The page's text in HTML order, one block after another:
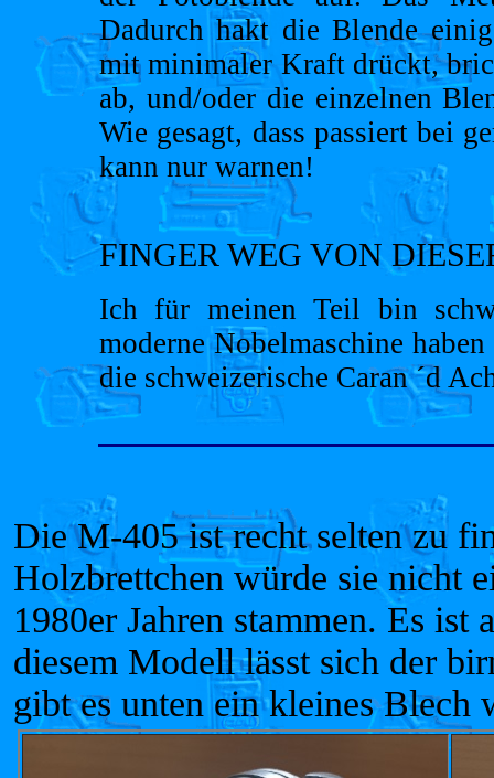
Dadurch hakt die Blende
mit minimaler Kraft drückt,
ab, und/oder die einzelnen
Wie gesagt, dass passiert bei
kann nur warnen!
FINGER WEG VON
Ich für meinen Teil bin
moderne Nobelmaschine
die schweizerische Caran ´d
Die M-405 ist recht selten zu
Holzbrettchen würde sie nicht
1980er Jahren stammen. Es
diesem Modell lässt sich der
gibt es unten ein kleines Blech